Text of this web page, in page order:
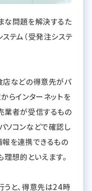
な問題を解決するた
テム（受発注システ
店などの得意先がパ
らインターネットを
業者が受信するもの
ソコンなどで確認し
報を連携できるもの
理想的といえます。
うと、得意先は24時